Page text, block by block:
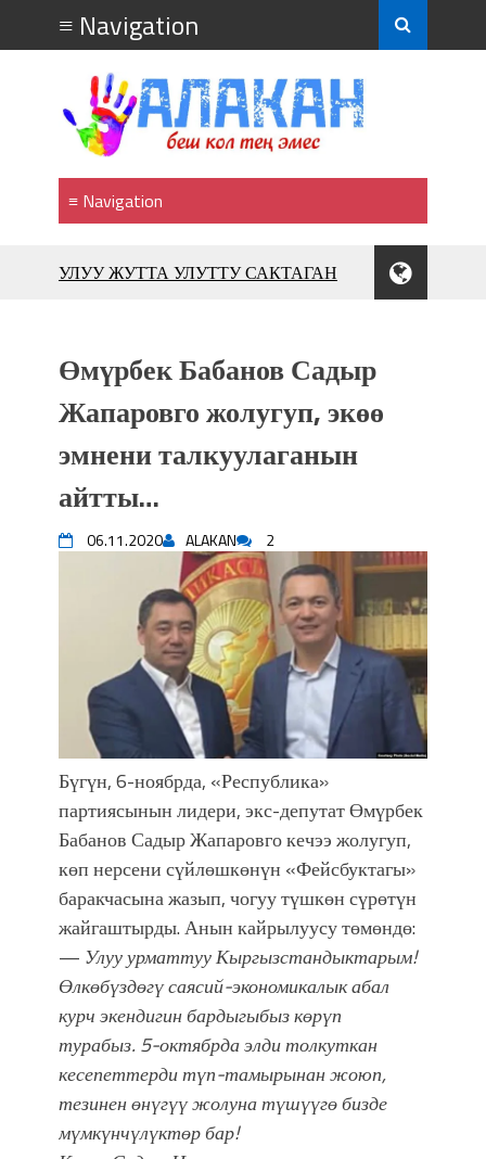
ЖУСУП АБДРАХМАНОВ
фонтанов в Royal Central Park
Аида САЛЯНОВА: "Кыргыз шахмат
союзунун президенти болуп
жоопкерчилик!"
Садыр ЖАПАРОВ: “Айтматовдой
уланышы үчүн журнал сөзсүз керек!”
“Китепкана түнγ-2026”: Психолог
Мээрим Мураталиева менен
жолугушууга келиңиз! (Дарек. Видео)
Латын арибиндеги “Чабуул”... “Ала-
Тоо” журналынын тарыхы жана
редакторлору... (Тизме. Видео)
“КАРА КЕМПИР”: ҮМҮТТҮН
ТҮБӨЛҮК СИМВОЛУ
Кыргызстандагы эң ири музыкалуу
фонтанды көрүү үчүн Royal Central
Park'ка 30 миң адам чогулду
Фестиваль Symphony of Water & Light
собрал более 20 тысяч гостей
Жыргалбек КАСАБОЛОТОВ:
“Уңгужол” темадагы тегерек столго
атка минерлер дагы катышса жакшы
болмок”
Өмүрбек Бабанов Садыр
Жапаровго жолугуп, экөө
эмнени талкуулаганын
айтты…
06.11.2020 ALAKAN 2
Бүгүн, 6-ноябрда, «Республика»
партиясынын лидери, экс-депутат Өмүрбек
Бабанов Садыр Жапаровго кечээ жолугуп,
көп нерсени сүйлөшкөнүн «Фейсбуктагы»
баракчасына жазып, чогуу түшкөн сүрөтүн
жайгаштырды. Анын кайрылуусу төмөндө:
— Улуу урматтуу Кыргызстандыктарым!
Өлкөбүздөгү саясий-экономикалык абал
курч экендигин бардыгыбыз көрүп
турабыз. 5-октябрда элди толкуткан
кесепеттерди түп-тамырынан жоюп,
тезинен өнүгүү жолуна түшүүгө бизде
мүмкүнчүлүктөр бар!